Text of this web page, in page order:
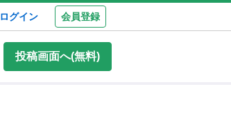
ログイン 会員登録
投稿画面へ(無料)